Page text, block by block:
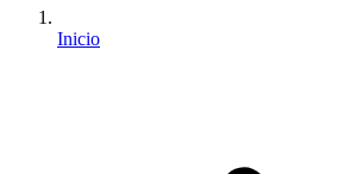
Inicio